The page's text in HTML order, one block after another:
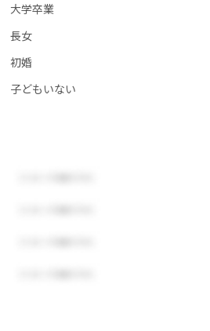
大学卒業
長女
初婚
子どもいない